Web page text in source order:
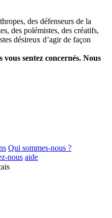
des défenseurs de la
des polémistes, des créatifs,
désireux d’agir de façon
vous sentez concernés. Nous
Qui sommes-nous ?
nous aide